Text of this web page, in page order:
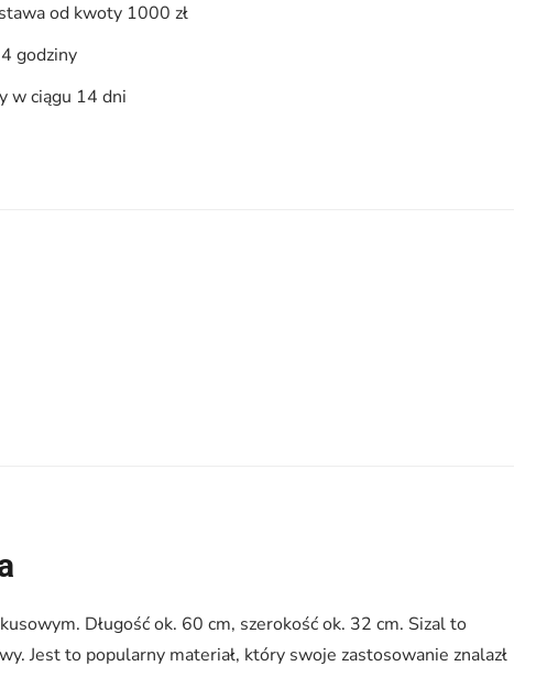
od kwoty 1000 zł
godziny
w ciągu 14 dni
Długość ok. 60 cm, szerokość ok. 32 cm. Sizal to
Jest to popularny materiał, który swoje zastosowanie znalazł